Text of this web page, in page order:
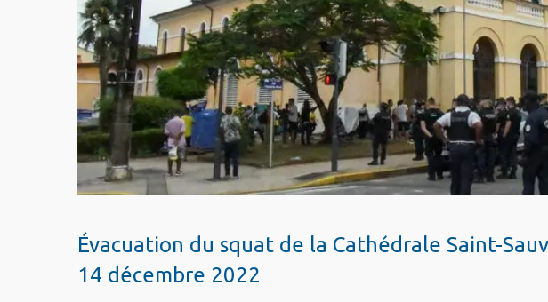
Évacuation du squat de la Cathédrale Saint-
14 décembre 2022